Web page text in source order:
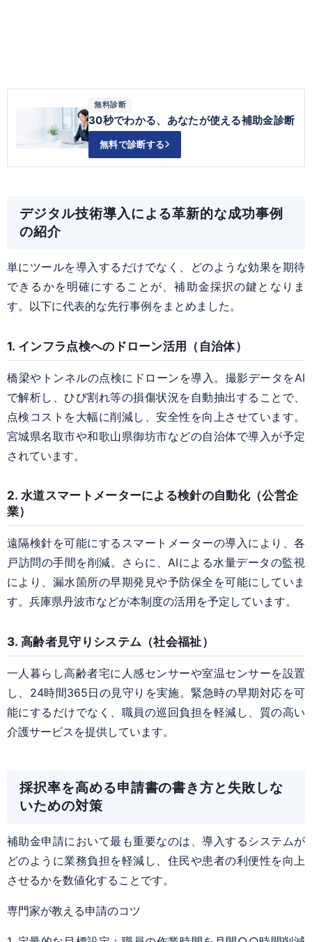
無料診断
30秒でわかる、あなたが使える補助金診断
無料で診断する
デジタル技術導入による革新的な成功事例
の紹介
単にツールを導入するだけでなく、どのような効果を期待
できるかを明確にすることが、補助金採択の鍵となりま
す。以下に代表的な先行事例をまとめました。
1. インフラ点検へのドローン活用（自治体）
橋梁やトンネルの点検にドローンを導入。撮影データをAI
で解析し、ひび割れ等の損傷状況を自動抽出することで、
点検コストを大幅に削減し、安全性を向上させています。
宮城県名取市や和歌山県御坊市などの自治体で導入が予定
されています。
2. 水道スマートメーターによる検針の自動化（公営企
業）
遠隔検針を可能にするスマートメーターの導入により、各
戸訪問の手間を削減。さらに、AIによる水量データの監視
により、漏水箇所の早期発見や予防保全を可能にしていま
す。兵庫県丹波市などが本制度の活用を予定しています。
3. 高齢者見守りシステム（社会福祉）
一人暮らし高齢者宅に人感センサーや室温センサーを設置
し、24時間365日の見守りを実施。緊急時の早期対応を可
能にするだけでなく、職員の巡回負担を軽減し、質の高い
介護サービスを提供しています。
採択率を高める申請書の書き方と失敗しな
いための対策
補助金申請において最も重要なのは、導入するシステムが
どのように業務負担を軽減し、住民や患者の利便性を向上
させるかを数値化することです。
専門家が教える申請のコツ